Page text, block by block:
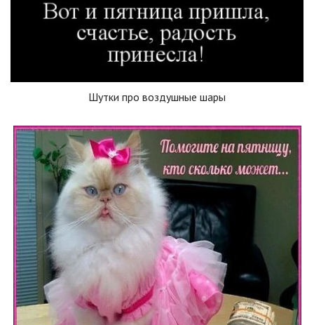
Шутки про воздушные шары